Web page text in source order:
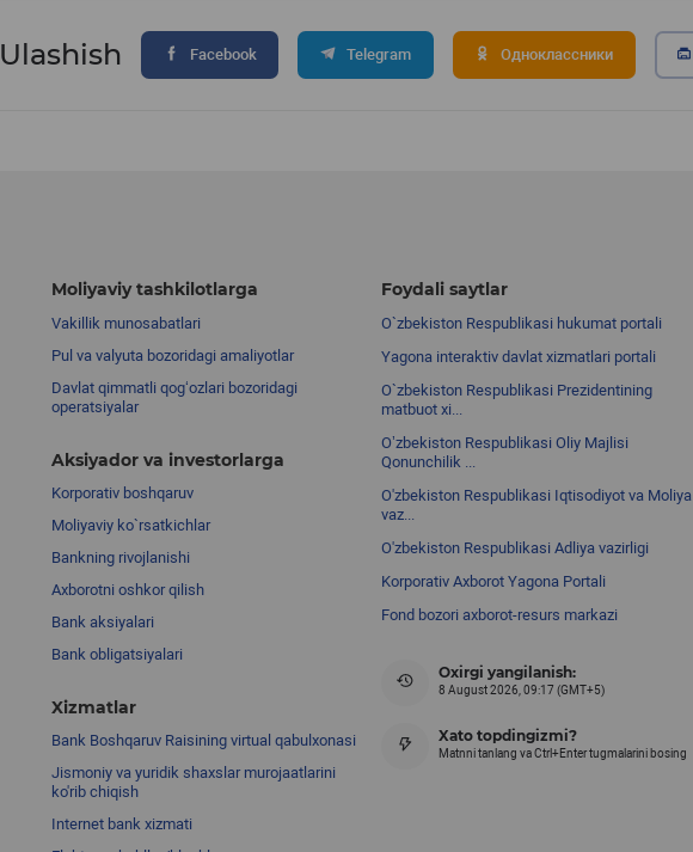
Ulashish Facebook Telegram Одноклассники
Moliyaviy tashkilotlarga
Vakillik munosabatlari
Pul va valyuta bozoridagi amaliyotlar
Davlat qimmatli qog‘ozlari bozoridagi
operatsiyalar
Aksiyador va investorlarga
Korporativ boshqaruv
Moliyaviy ko`rsatkichlar
Bankning rivojlanishi
Axborotni oshkor qilish
Bank aksiyalari
Bank obligatsiyalari
Xizmatlar
Bank Boshqaruv Raisining virtual qabulxonasi
Jismoniy va yuridik shaxslar murojaatlarini
ko'rib chiqish
Internet bank xizmati
Foydali saytlar
O`zbekiston Respublikasi hukumat portali
Yagona interaktiv davlat xizmatlari portali
O`zbekiston Respublikasi Prezidentining
matbuot xi...
Oʼzbekiston Respublikasi Oliy Majlisi
Qonunchilik ...
O'zbekiston Respublikasi Iqtisodiyot va Moliya
vaz...
O'zbekiston Respublikasi Adliya vazirligi
Korporativ Axborot Yagona Portali
Fond bozori axborot-resurs markazi
Oxirgi yangilanish:
8 August 2026, 09:17 (GMT+5)
Xato topdingizmi?
Matnni tanlang va Ctrl+Enter tugmalarini bosing